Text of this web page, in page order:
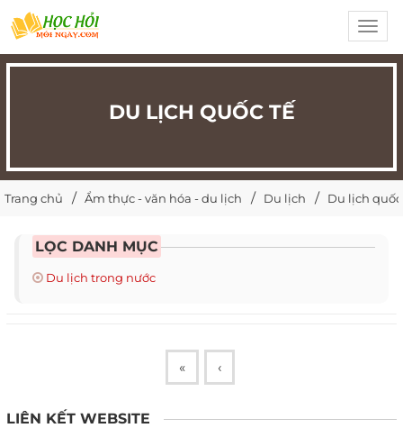
DU LỊCH QUỐC TẾ
Trang chủ Ẩm thực - văn hóa - du lịch Du lịch Du lịch
LỌC DANH MỤC
Du lịch trong nước
« ‹
LIÊN KẾT WEBSITE